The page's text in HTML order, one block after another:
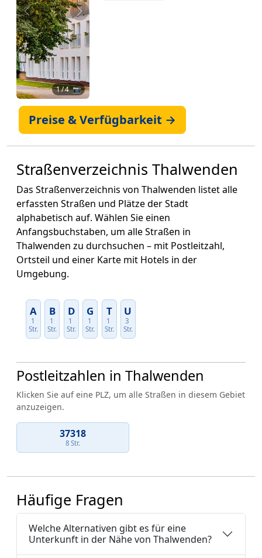
Zurück Weiter
1/ 4 📷
Preise & Verfügbarkeit →
Straßenverzeichnis Thalwenden
Das Straßenverzeichnis von Thalwenden listet alle
erfassten Straßen und Plätze der Stadt
alphabetisch auf. Wählen Sie einen
Anfangsbuchstaben, um alle Straßen in
Thalwenden zu durchsuchen – mit Postleitzahl,
Ortsteil und einer Karte mit Hotels in der
Umgebung.
A
1
Str.
B
1
Str.
D
1
Str.
G
1
Str.
T
1
Str.
U
3
Str.
Postleitzahlen in Thalwenden
Klicken Sie auf eine PLZ, um alle Straßen in diesem Gebiet
anzuzeigen.
37318
8 Str.
Häufige Fragen
Welche Alternativen gibt es für eine
Unterkunft in der Nähe von Thalwenden?